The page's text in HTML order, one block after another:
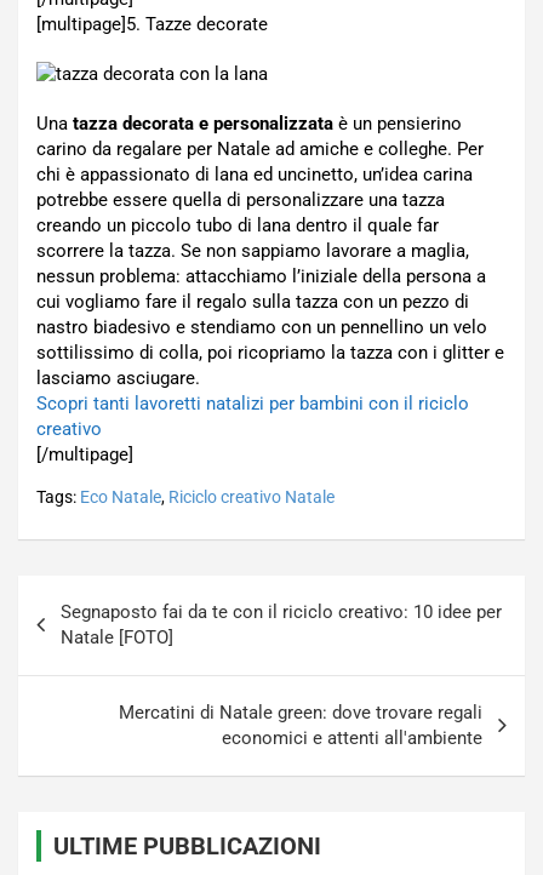
[multipage]5. Tazze decorate
Una tazza decorata e personalizzata è un pensierino
carino da regalare per Natale ad amiche e colleghe. Per
chi è appassionato di lana ed uncinetto, un’idea carina
potrebbe essere quella di personalizzare una tazza
creando un piccolo tubo di lana dentro il quale far
scorrere la tazza. Se non sappiamo lavorare a maglia,
nessun problema: attacchiamo l’iniziale della persona a
cui vogliamo fare il regalo sulla tazza con un pezzo di
nastro biadesivo e stendiamo con un pennellino un velo
sottilissimo di colla, poi ricopriamo la tazza con i glitter e
lasciamo asciugare.
Scopri tanti lavoretti natalizi per bambini con il riciclo
creativo
[/multipage]
Tags: Eco Natale, Riciclo creativo Natale
articoli
Segnaposto fai da te con il riciclo creativo: 10 idee per
Natale [FOTO]
Mercatini di Natale green: dove trovare regali
economici e attenti all'ambiente
ULTIME PUBBLICAZIONI